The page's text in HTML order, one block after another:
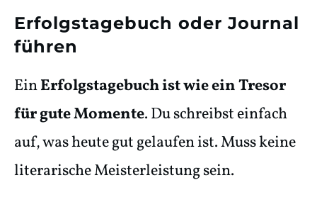
Erfolgstagebuch oder Journal
führen
EinErfolgstagebuch ist wie ein Tresor
für gute Momente. Du schreibst einfach
auf, was heute gut gelaufen ist. Muss keine
literarische Meisterleistung sein.